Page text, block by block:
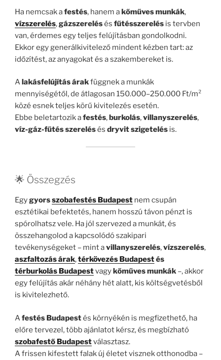
Ha nemcsak afestés, hanem akőműves munkák,
vízszerelés,gázszerelésés fűtésszerelés is tervben
van, érdemes egy teljes felújításban gondolkodni.
Ekkor egy generálkivitelező mindent kézben tart: az
időzítést, az anyagokat és a szakembereket is.
A lakásfelújítás árakfüggnek a munkák
mennyiségétől, de átlagosan 150.000–250.000 Ft/m²
közé esnek teljes körű kivitelezés esetén.
Ebbe beletartozik afestés, burkolás,villanyszerelés,
víz-gáz-fűtés szerelésés dryvit szigetelés is.
🌟 Összegzés
Egygyorsszobafestés Budapest nem csupán
esztétikai befektetés, hanem hosszú távon pénzt is
spórolhatsz vele. Ha jól szervezed a munkát, és
összehangolod a kapcsolódó szakipari
tevékenységeket – mint avillanyszerelés,vízszerelés,
aszfaltozás árak,térkövezés Budapestés
térburkolás Budapestvagy kőműves munkák –, akkor
egy felújítás akár néhány hét alatt, kis költségvetésből
is kivitelezhető.
Afestés Budapestés környékén is megfizethető, ha
előre tervezel, több ajánlatot kérsz, és megbízható
szobafestő Budapestválasztasz.
A frissen kifestett falak új életet visznek otthonodba –